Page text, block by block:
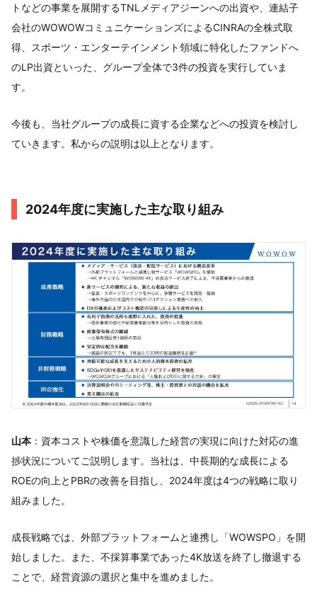
トなどの事業を展開するTNLメディアジーンへの出資や、連結子
会社のWOWOWコミュニケーションズによるCINRAの全株式取
得、スポーツ・エンターテインメント領域に特化したファンドへ
のLP出資といった、グループ全体で3件の投資を実行していま
す。
今後も、当社グループの成長に資する企業などへの投資を検討し
ていきます。私からの説明は以上となります。
2024年度に実施した主な取り組み
山本 ：資本コストや株価を意識した経営の実現に向けた対応の進
捗状況についてご説明します。当社は、中長期的な成長による
ROEの向上とPBRの改善を目指し、2024年度は4つの戦略に取り
組みました。
成長戦略では、外部プラットフォームと連携し「WOWSPO」を開
始しました。また、不採算事業であった4K放送を終了し撤退する
ことで、経営資源の選択と集中を進めました。